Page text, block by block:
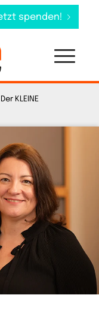
spenden!
Der KLEINE